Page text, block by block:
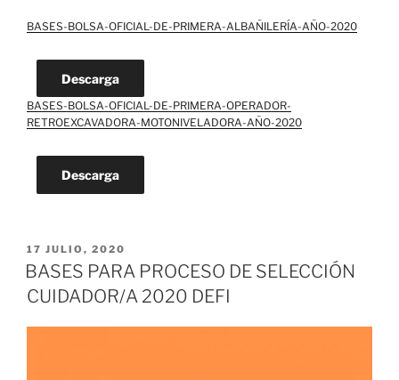
BASES-BOLSA-OFICIAL-DE-PRIMERA-ALBAÑILERÍA-AÑO-2020
Descarga
BASES-BOLSA-OFICIAL-DE-PRIMERA-OPERADOR-
RETROEXCAVADORA-MOTONIVELADORA-AÑO-2020
Descarga
PUBLICADO
EL
17 JULIO, 2020
BASES PARA PROCESO DE SELECCIÓN
CUIDADOR/A 2020 DEFI